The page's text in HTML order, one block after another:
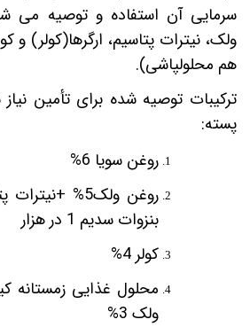
سرمایی آن استفاده و توصیه می
ولک، نیترات پتاسیم، ارگرها(کولر) و
هم محلولپاشی).
ترکیبات توصیه شده برای تأمین
پسته:
روغن سویا 6%
بنزوات سدیم 1 در هزار
کولر 4%
ولک 3%